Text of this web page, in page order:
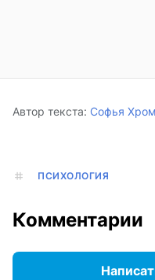
Автор текста: Софья
ПСИХОЛОГИЯ
Комментарии